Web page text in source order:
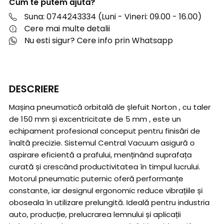
Suna: 0744243334 (Luni - Vineri: 09.00 - 16.00)
Cere mai multe detalii
Nu esti sigur? Cere info prin Whatsapp
DESCRIERE
Mașina pneumatică orbitală de șlefuit Norton , cu taler
de 150 mm și excentricitate de 5 mm , este un
echipament profesional conceput pentru finisări de
înaltă precizie. Sistemul Central Vacuum asigură o
aspirare eficientă a prafului, menținând suprafața
curată și crescând productivitatea în timpul lucrului.
Motorul pneumatic puternic oferă performanțe
constante, iar designul ergonomic reduce vibrațiile și
oboseala în utilizare prelungită. Ideală pentru industria
auto, producție, prelucrarea lemnului și aplicații